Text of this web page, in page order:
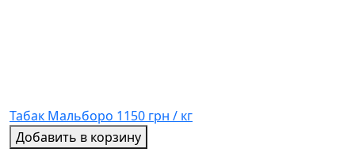
Табак Мальборо 1150 грн / кг
Добавить в корзину